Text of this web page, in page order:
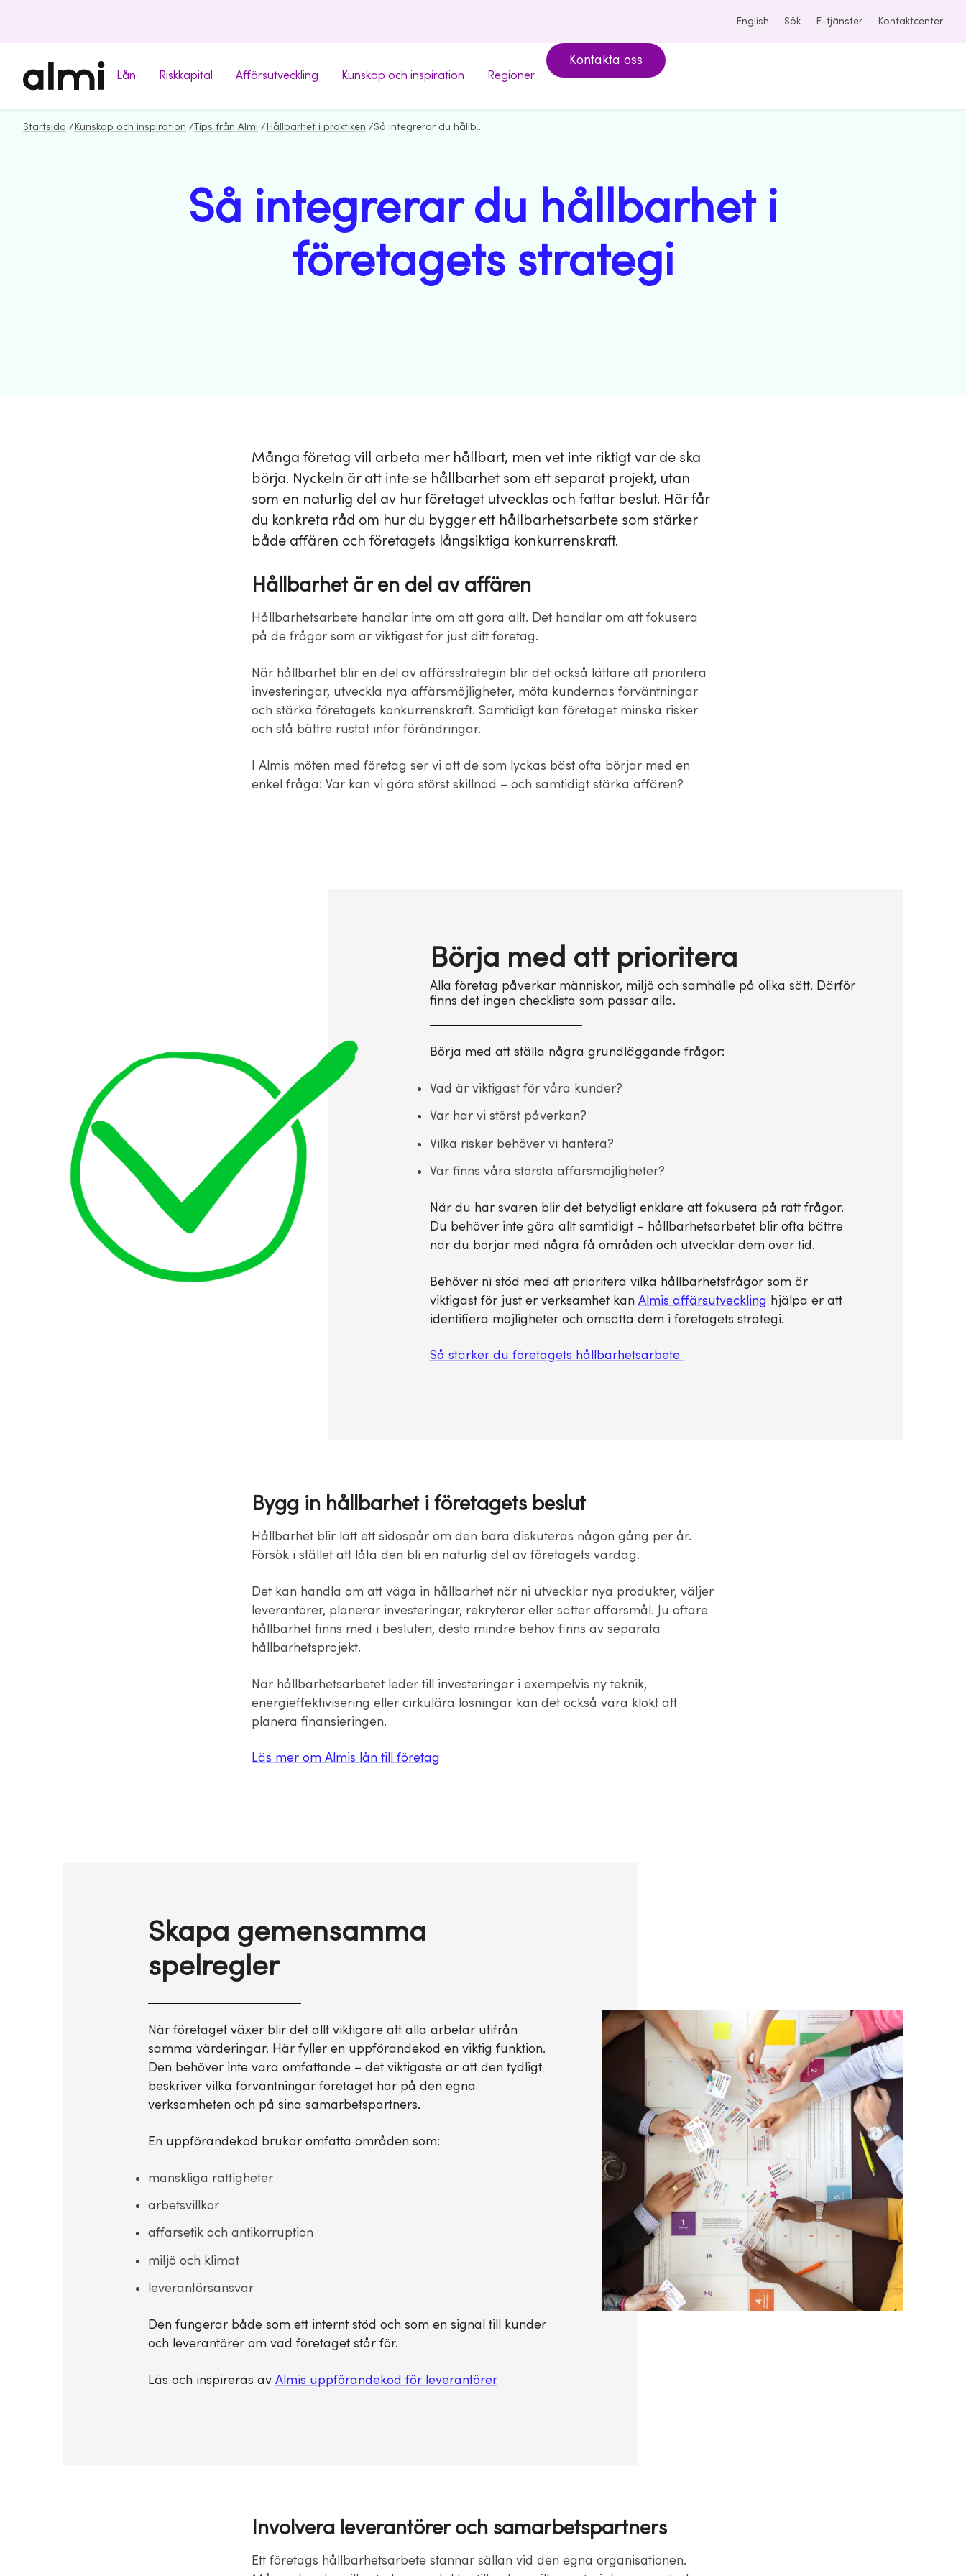
English Sök E-tjänster Kontaktcenter
Lån Riskkapital Affärsutveckling Kunskap och inspiration Regioner
Kontakta oss
Startsida / Kunskap och inspiration /Tips från Almi / Hållbarhet i praktiken / Så integrerar du hållbarhet i företagets strategi
Så integrerar du hållbarhet i
företagets strategi
Många företag vill arbeta mer hållbart, men vet inte riktigt var de ska
börja. Nyckeln är att inte se hållbarhet som ett separat projekt, utan
som en naturlig del av hur företaget utvecklas och fattar beslut. Här får
du konkreta råd om hur du bygger ett hållbarhetsarbete som stärker
både affären och företagets långsiktiga konkurrenskraft.
Hållbarhet är en del av affären
Hållbarhetsarbete handlar inte om att göra allt. Det handlar om att fokusera
på de frågor som är viktigast för just ditt företag.
När hållbarhet blir en del av affärsstrategin blir det också lättare att prioritera
investeringar, utveckla nya affärsmöjligheter, möta kundernas förväntningar
och stärka företagets konkurrenskraft. Samtidigt kan företaget minska risker
och stå bättre rustat inför förändringar.
I Almis möten med företag ser vi att de som lyckas bäst ofta börjar med en
enkel fråga: Var kan vi göra störst skillnad – och samtidigt stärka affären?
Börja med att prioritera
Alla företag påverkar människor, miljö och samhälle på olika sätt. Därför
finns det ingen checklista som passar alla.
Börja med att ställa några grundläggande frågor:
Vad är viktigast för våra kunder?
Var har vi störst påverkan?
Vilka risker behöver vi hantera?
Var finns våra största affärsmöjligheter?
När du har svaren blir det betydligt enklare att fokusera på rätt frågor.
Du behöver inte göra allt samtidigt – hållbarhetsarbetet blir ofta bättre
när du börjar med några få områden och utvecklar dem över tid.
Behöver ni stöd med att prioritera vilka hållbarhetsfrågor som är
viktigast för just er verksamhet kan Almis affärsutveckling hjälpa er att
identifiera möjligheter och omsätta dem i företagets strategi.
Så stärker du företagets hållbarhetsarbete
Bygg in hållbarhet i företagets beslut
Hållbarhet blir lätt ett sidospår om den bara diskuteras någon gång per år.
Försök i stället att låta den bli en naturlig del av företagets vardag.
Det kan handla om att väga in hållbarhet när ni utvecklar nya produkter, väljer
leverantörer, planerar investeringar, rekryterar eller sätter affärsmål. Ju oftare
hållbarhet finns med i besluten, desto mindre behov finns av separata
hållbarhetsprojekt.
När hållbarhetsarbetet leder till investeringar i exempelvis ny teknik,
energieffektivisering eller cirkulära lösningar kan det också vara klokt att
planera finansieringen.
Läs mer om Almis lån till företag
Skapa gemensamma
spelregler
När företaget växer blir det allt viktigare att alla arbetar utifrån
samma värderingar. Här fyller en uppförandekod en viktig funktion.
Den behöver inte vara omfattande – det viktigaste är att den tydligt
beskriver vilka förväntningar företaget har på den egna
verksamheten och på sina samarbetspartners.
En uppförandekod brukar omfatta områden som:
mänskliga rättigheter
arbetsvillkor
affärsetik och antikorruption
miljö och klimat
leverantörsansvar
Den fungerar både som ett internt stöd och som en signal till kunder
och leverantörer om vad företaget står för.
Läs och inspireras avAlmis uppförandekod för leverantörer
Involvera leverantörer och samarbetspartners
Ett företags hållbarhetsarbete stannar sällan vid den egna organisationen.